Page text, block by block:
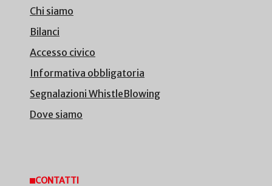
Chi siamo
Bilanci
Accesso civico
Informativa obbligatoria
Segnalazioni WhistleBlowing
Dove siamo
CONTATTI